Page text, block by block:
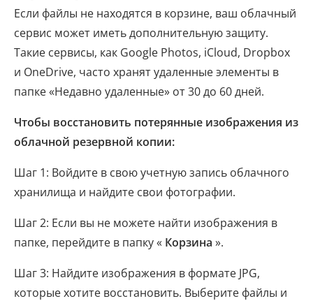
Если файлы не находятся в корзине, ваш облачный
сервис может иметь дополнительную защиту.
Такие сервисы, как Google Photos, iCloud, Dropbox
и OneDrive, часто хранят удаленные элементы в
папке «Недавно удаленные» от 30 до 60 дней.
Чтобы восстановить потерянные изображения из
облачной резервной копии:
Шаг 1: Войдите в свою учетную запись облачного
хранилища и найдите свои фотографии.
Шаг 2: Если вы не можете найти изображения в
папке, перейдите в папку « Корзина ».
Шаг 3: Найдите изображения в формате JPG,
которые хотите восстановить. Выберите файлы и